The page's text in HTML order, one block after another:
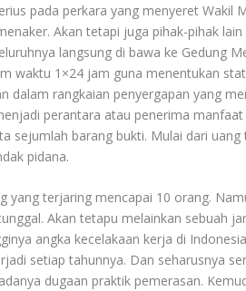
pada perkara yang menyeret Wakil
Akan tetapi juga pihak-pihak
langsung di bawa ke Gedung
waktu 1×24 jam guna menentukan
dalam rangkaian penyergapan yang
perantara atau penerima
sejumlah barang bukti. Mulai dari
pidana.
yang terjaring mencapai 10 orang.
Akan tetapu melainkan sebuah
angka kecelakaan kerja di
setiap tahunnya. Dan seharusnya
dugaan praktik pemerasan.